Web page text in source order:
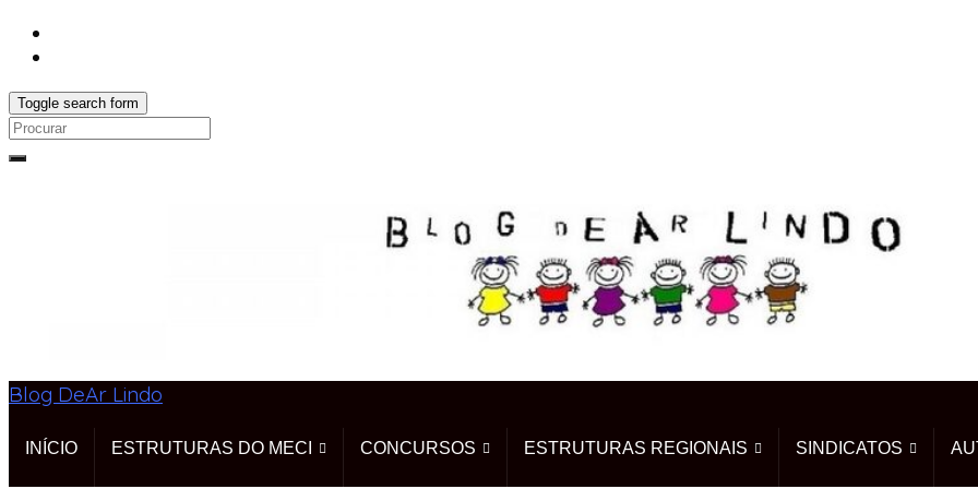
Toggle search form
Search
Blog DeAr Lindo
INÍCIO ESTRUTURAS DO MECI CONCURSOS ESTRUTURAS REGIONAIS SINDICATOS